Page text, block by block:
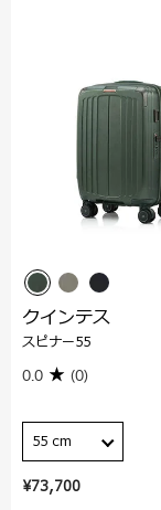
¥73,700
クインテス
スピナー55
0.0 (0)
55 cm